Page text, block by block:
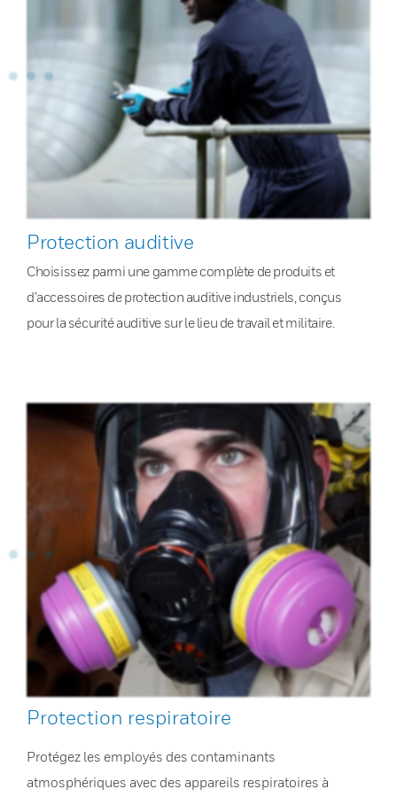
Protection auditive
Choisissez parmi une gamme complète de produits et
d’accessoires de protection auditive industriels, conçus
pour la sécurité auditive sur le lieu de travail et militaire.
Protection respiratoire
Protégez les employés des contaminants
atmosphériques avec des appareils respiratoires à